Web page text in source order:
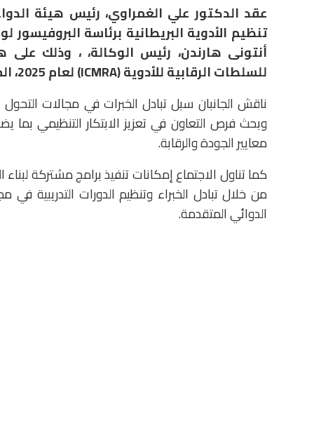
عقد الدكتور علي الغمراوي، رئيس هيئة
تنظيم الأدوية البريطانية برئاسة البروفيسور
أنتونى هارندن، رئيس الوكالة، ، وذلك
للسلطات الرقابية للأدوية (ICMRA) لعام 2025، المقامة في العاصمة الهولندية أمستردام.
ناقش الجانبان سبل تبادل الخبرات في مجالات
وبحث فرص التعاون في تعزيز الابتكار التنظيمي بما
معايير الجودة والرقابة.
كما تناول الاجتماع إمكانات تنفيذ برامج مشتركة
من خلال تبادل الخبراء وتنظيم الدورات التدريبية في
الدوائي المتقدمة.